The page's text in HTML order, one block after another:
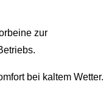
zur
bei kaltem Wetter.